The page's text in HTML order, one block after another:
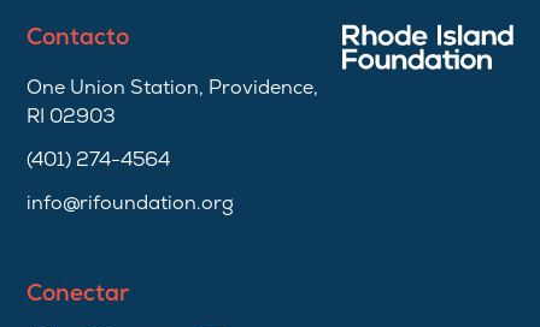
Contacto
One Union Station, Providence,
RI 02903
(401) 274-4564
info@rifoundation.org
Conectar